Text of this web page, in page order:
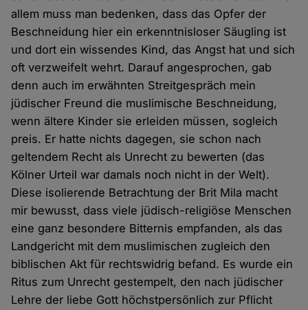
allem muss man bedenken, dass das Opfer der
Beschneidung hier ein erkenntnisloser Säugling ist
und dort ein wissendes Kind, das Angst hat und sich
oft verzweifelt wehrt. Darauf angesprochen, gab
denn auch im erwähnten Streitgespräch mein
jüdischer Freund die muslimische Beschneidung,
wenn ältere Kinder sie erleiden müssen, sogleich
preis. Er hatte nichts dagegen, sie schon nach
geltendem Recht als Unrecht zu bewerten (das
Kölner Urteil war damals noch nicht in der Welt).
Diese isolierende Betrachtung der Brit Mila macht
mir bewusst, dass viele jüdisch-religiöse Menschen
eine ganz besondere Bitternis empfanden, als das
Landgericht mit dem muslimischen zugleich den
biblischen Akt für rechtswidrig befand. Es wurde ein
Ritus zum Unrecht gestempelt, den nach jüdischer
Lehre der liebe Gott höchstpersönlich zur Pflicht